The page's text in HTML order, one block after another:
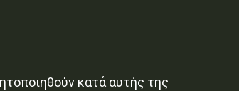
κατά αυτής της